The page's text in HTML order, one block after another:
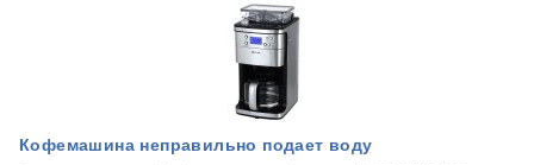
Кофемашина неправильно подает воду